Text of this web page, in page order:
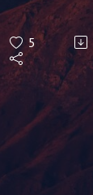
고
전
강
의
5